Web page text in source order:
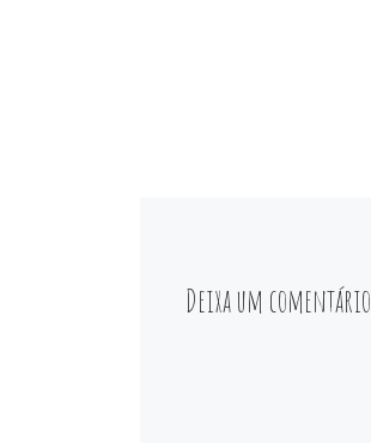
Deixa um comentário